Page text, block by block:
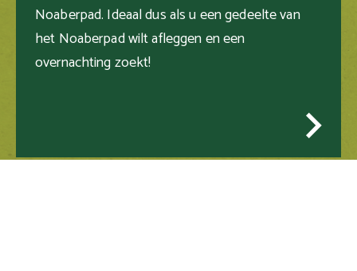
Noaberpad. Ideaal dus als u een gedeelte van
het Noaberpad wilt afleggen en een
overnachting zoekt!